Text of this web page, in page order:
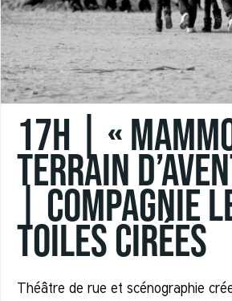
17h | «
terrain
| Compagnie
Toiles Cirées
Théâtre de rue et scénographie